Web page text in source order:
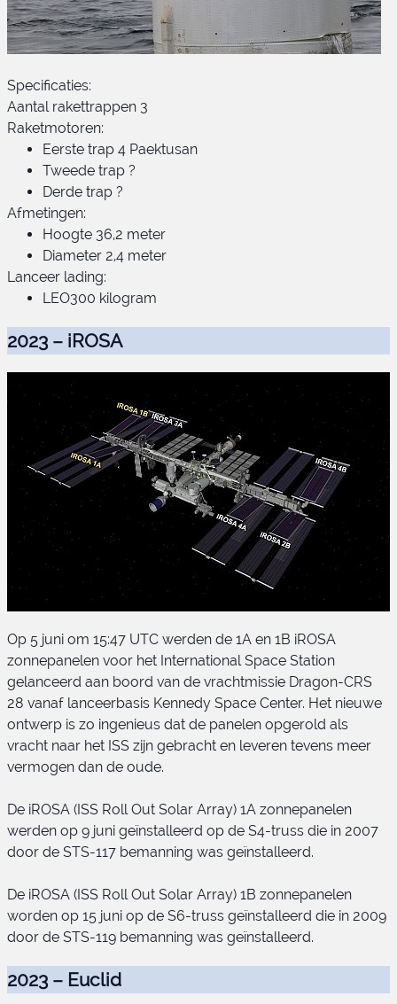
Specificaties:
Aantal rakettrappen 3
Raketmotoren:
Eerste trap 4 Paektusan
Tweede trap ?
Derde trap ?
Afmetingen:
Hoogte 36,2 meter
Diameter 2,4 meter
Lanceer lading:
LEO300 kilogram
2023 – iROSA
iROSA 1A + 1B
Op 5 juni om 15:47 UTC werden de 1A en 1B iROSA
zonnepanelen voor het International Space Station
gelanceerd aan boord van de vrachtmissie Dragon-CRS
28 vanaf lanceerbasis Kennedy Space Center. Het nieuwe
ontwerp is zo ingenieus dat de panelen opgerold als
vracht naar het ISS zijn gebracht en leveren tevens meer
vermogen dan de oude.
De iROSA (ISS Roll Out Solar Array) 1A zonnepanelen
werden op 9 juni geïnstalleerd op de S4-truss die in 2007
door de STS-117 bemanning was geïnstalleerd.
De iROSA (ISS Roll Out Solar Array) 1B zonnepanelen
worden op 15 juni op de S6-truss geïnstalleerd die in 2009
door de STS-119 bemanning was geïnstalleerd.
2023 – Euclid